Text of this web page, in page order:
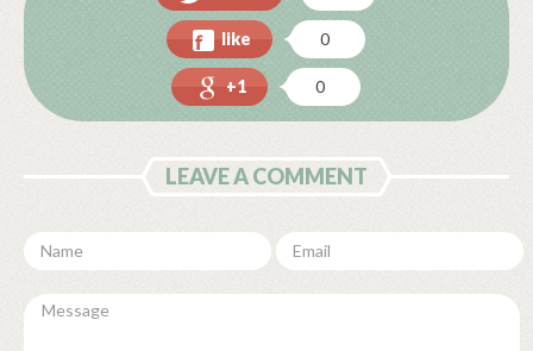
like 0
+1 0
LEAVE A COMMENT